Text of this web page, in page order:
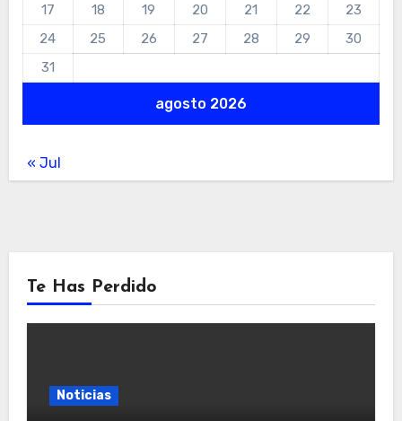
agosto 2026
17
18 19 20 21 22
23
24
25 26 27 28 29
30
31
« Jul
Te Has Perdido
Noticias